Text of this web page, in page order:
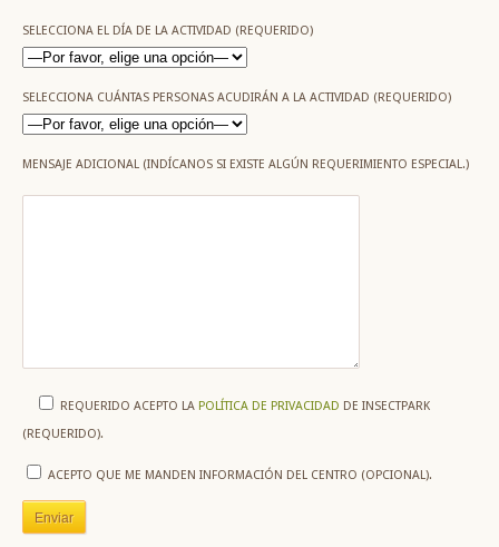
SELECCIONA EL DÍA DE LA ACTIVIDAD (REQUERIDO)
SELECCIONA CUÁNTAS PERSONAS ACUDIRÁN A LA ACTIVIDAD (REQUERIDO)
MENSAJE ADICIONAL (INDÍCANOS SI EXISTE ALGÚN REQUERIMIENTO ESPECIAL.)
REQUERIDO ACEPTO LA POLÍTICA DE PRIVACIDAD DE INSECTPARK
(REQUERIDO).
ACEPTO QUE ME MANDEN INFORMACIÓN DEL CENTRO (OPCIONAL).